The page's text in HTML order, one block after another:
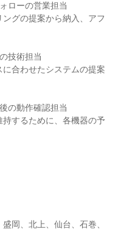
ローの営業担当
グの提案から納入、アフ
技術担当
合わせたシステムの提案
の動作確認担当
するために、各機器の予
岡、北上、仙台、石巻、